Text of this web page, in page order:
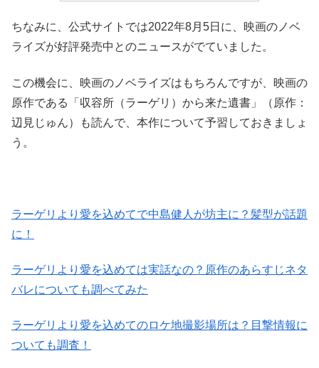
ちなみに、公式サイトでは2022年8月5日に、映画のノベ
ライズが好評発売中とのニュースがでていました。
この機会に、映画のノベライズはもちろんですが、映画の
原作である「収容所（ラーゲリ）から来た遺書」（原作：
辺見じゅん）も読んで、本作について予習しておきましょ
う。
ラーゲリより愛を込めてで中島健人が坊主に？髪型が話題
に！
ラーゲリより愛を込めては実話なの？原作のあらすじネタ
バレについても調べてみた
ラーゲリより愛を込めてのロケ地撮影場所は？目撃情報に
ついても調査！